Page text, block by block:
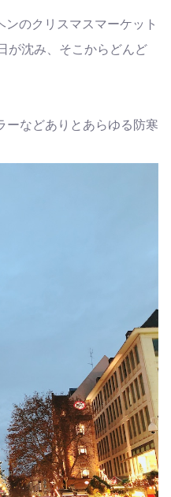
のクリスマスマーケット
が沈み、そこからどんど
ーなどありとあらゆる防寒